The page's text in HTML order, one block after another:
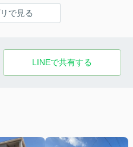
で見る
LINEで共有する